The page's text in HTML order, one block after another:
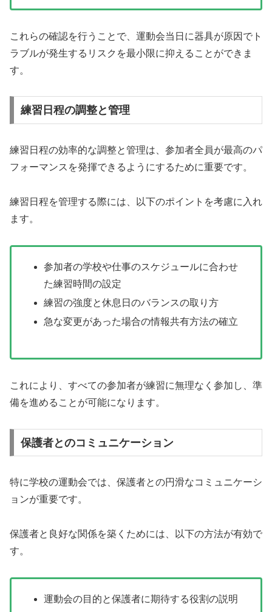
これらの確認を行うことで、運動会当日に器具が原因でト
ラブルが発生するリスクを最小限に抑えることができま
す。
練習日程の調整と管理
練習日程の効率的な調整と管理は、参加者全員が最高のパ
フォーマンスを発揮できるようにするために重要です。
練習日程を管理する際には、以下のポイントを考慮に入れ
ます。
参加者の学校や仕事のスケジュールに合わせ
た練習時間の設定
練習の強度と休息日のバランスの取り方
急な変更があった場合の情報共有方法の確立
これにより、すべての参加者が練習に無理なく参加し、準
備を進めることが可能になります。
保護者とのコミュニケーション
特に学校の運動会では、保護者との円滑なコミュニケーシ
ョンが重要です。
保護者と良好な関係を築くためには、以下の方法が有効で
す。
運動会の目的と保護者に期待する役割の説明